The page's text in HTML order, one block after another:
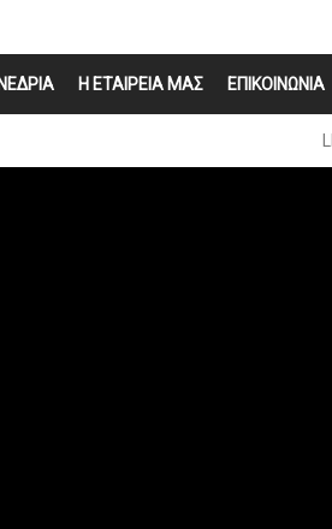
Η ΕΤΑΙΡΕΙΑ ΜΑΣ ΕΠΙΚΟΙΝΩΝΙΑ